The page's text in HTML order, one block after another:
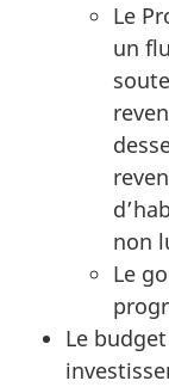
Le
un
non
Le
Le